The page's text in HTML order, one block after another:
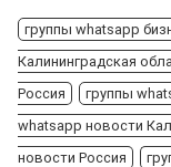
группы whatsapp
Калининградская
Россия
группы
whatsapp новости
новости Россия